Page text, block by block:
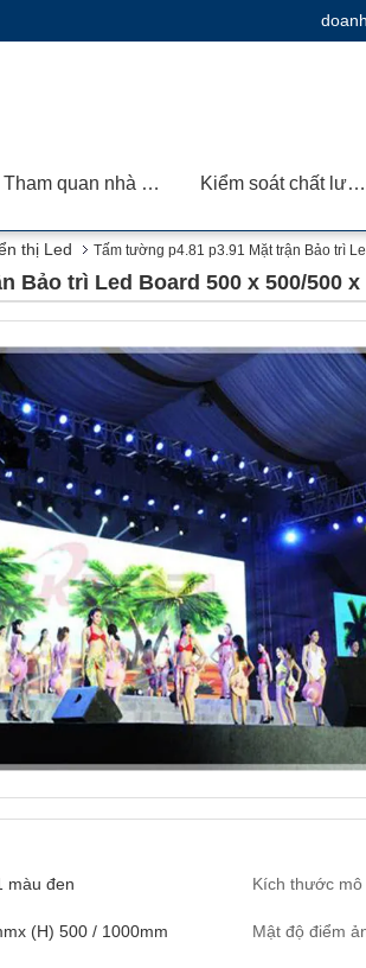
Tham quan nhà máy Kiểm soát chất lượng
thị Led Tấm tường p4.81 p3.91 Mặt trận Bảo trì
Bảo trì Led Board 500 x 500/500
màu đen Kích thước mô
(H) 500 / 1000mm Mật độ điểm